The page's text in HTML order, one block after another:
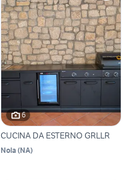
6
CUCINA DA ESTERNO GRLLR
Nola (NA)